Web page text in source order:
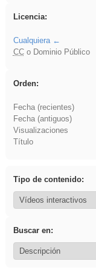
Licencia:
Cualquiera
CCo Dominio Público
Orden:
Fecha (recientes)
Fecha (antiguos)
Visualizaciones
Título
Tipo de contenido:
Buscar en: